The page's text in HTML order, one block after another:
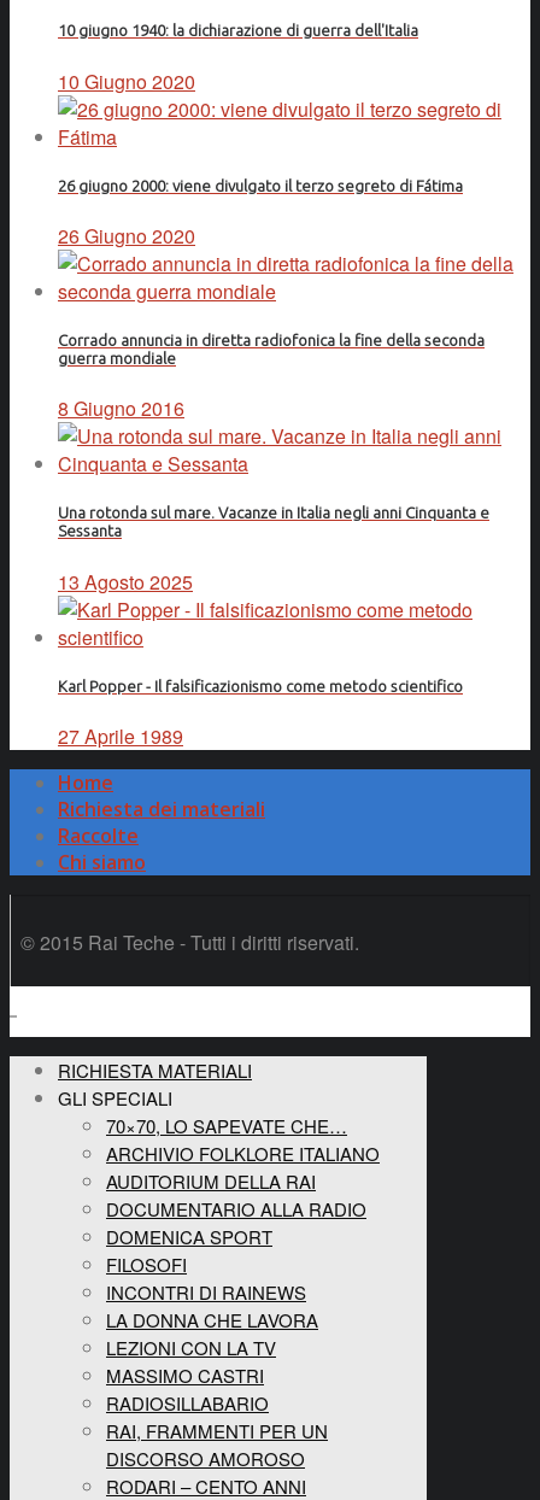
10 giugno 1940: la dichiarazione di guerra dell'Italia
10 Giugno 2020
26 giugno 2000: viene divulgato il terzo segreto di Fátima
26 Giugno 2020
Corrado annuncia in diretta radiofonica la fine della seconda
guerra mondiale
8 Giugno 2016
Una rotonda sul mare. Vacanze in Italia negli anni Cinquanta e
Sessanta
13 Agosto 2025
Karl Popper - Il falsificazionismo come metodo scientifico
27 Aprile 1989
Home
Richiesta dei materiali
Raccolte
Chi siamo
© 2015 Rai Teche - Tutti i diritti riservati.
RICHIESTA MATERIALI
GLI SPECIALI
70×70, LO SAPEVATE CHE…
ARCHIVIO FOLKLORE ITALIANO
AUDITORIUM DELLA RAI
DOCUMENTARIO ALLA RADIO
DOMENICA SPORT
FILOSOFI
INCONTRI DI RAINEWS
LA DONNA CHE LAVORA
LEZIONI CON LA TV
MASSIMO CASTRI
RADIOSILLABARIO
RAI, FRAMMENTI PER UN
DISCORSO AMOROSO
RODARI – CENTO ANNI